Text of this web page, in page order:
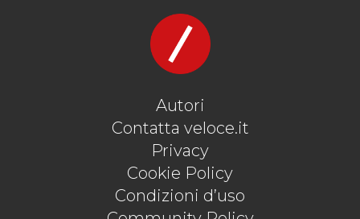
Autori
Contatta veloce.it
Privacy
Cookie Policy
Condizioni d’uso